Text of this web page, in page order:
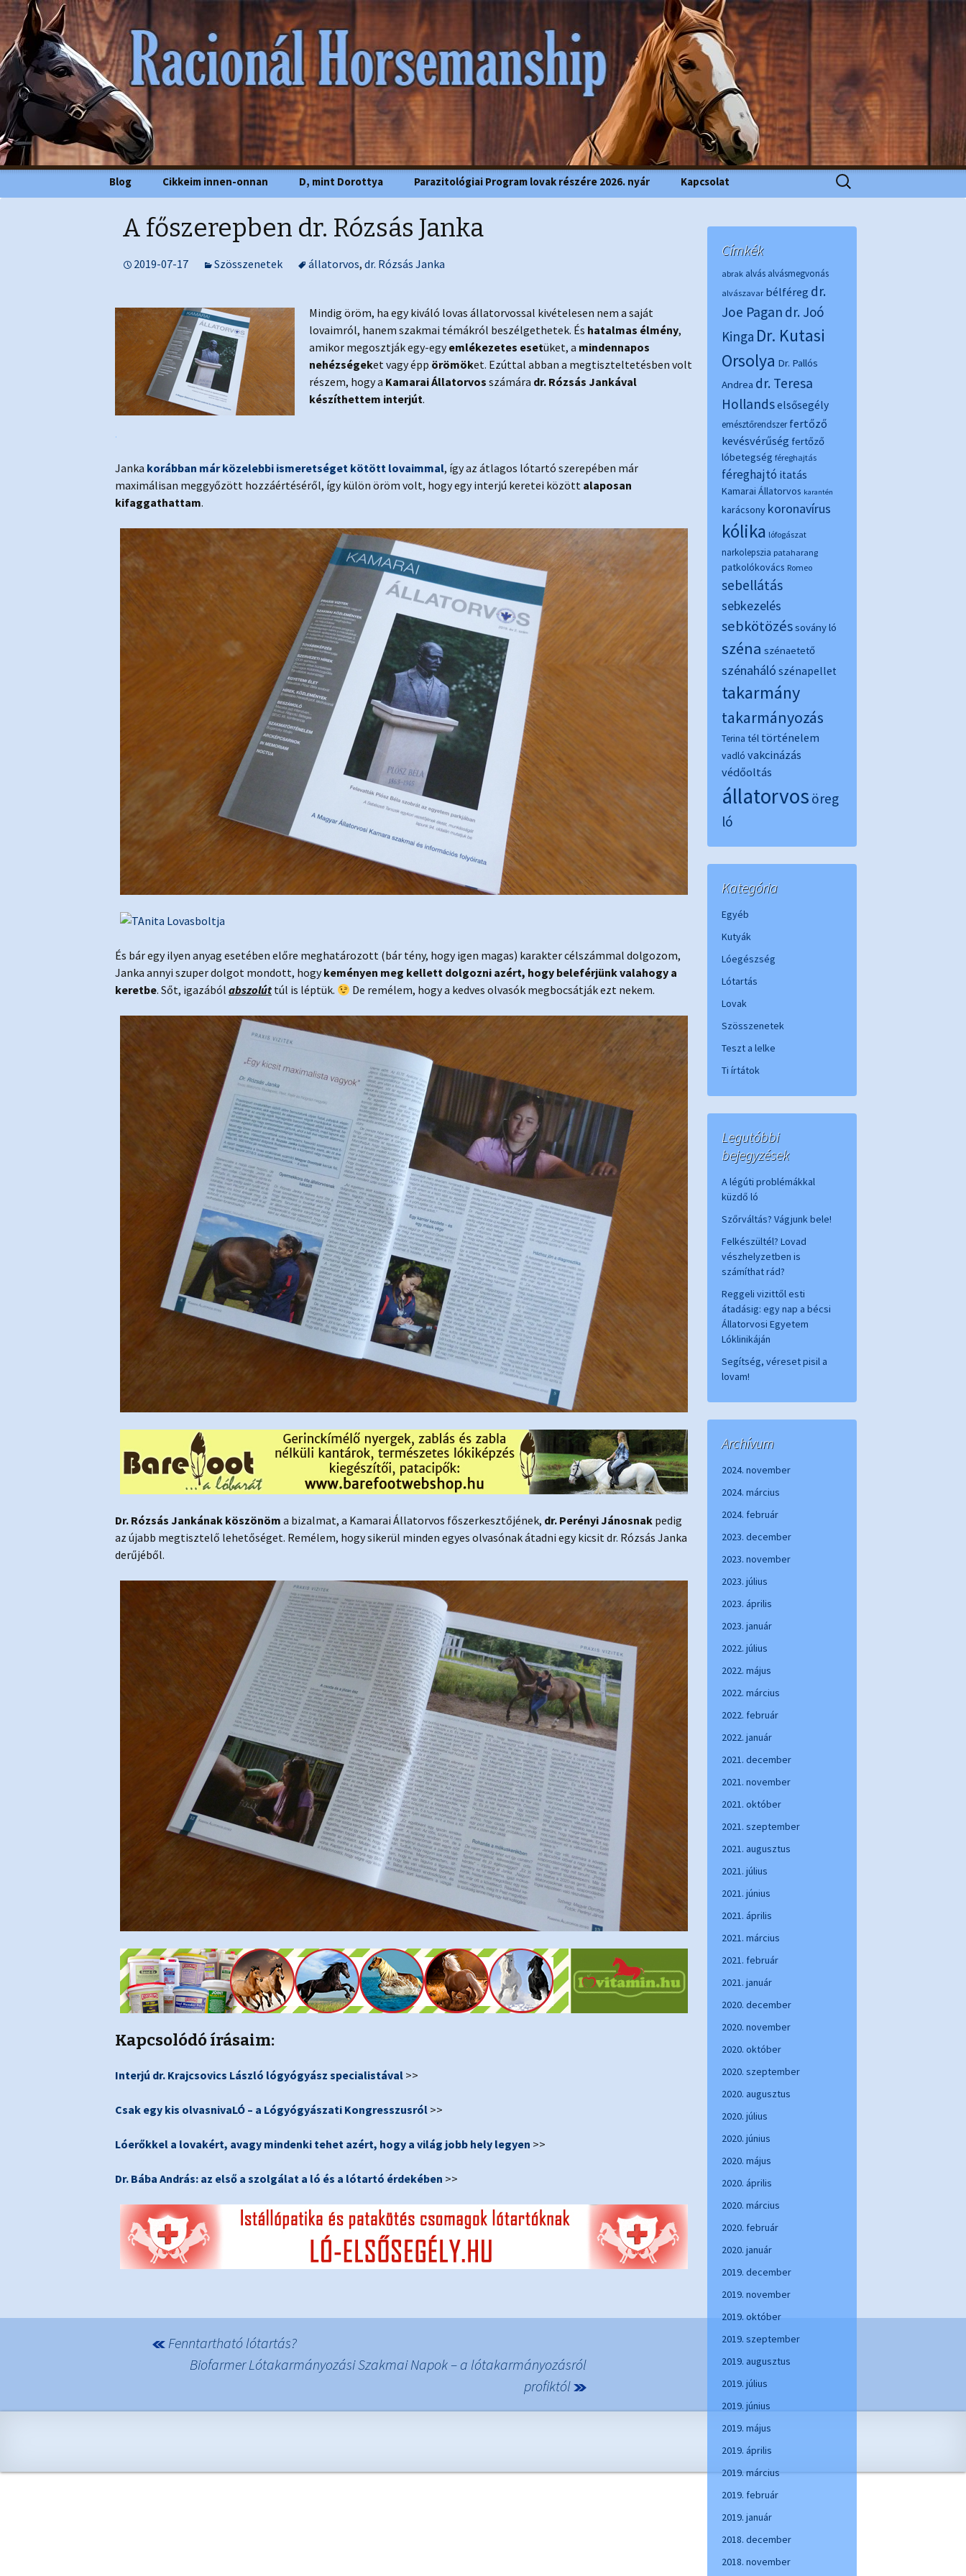
RacionálHorsemanship
Megszakítás
Blog Cikkeim innen-onnan D, mint Dorottya Parazitológiai Program lovak részére 2026. nyár Kapcsolat Keresés:
A főszerepben dr. Rózsás Janka
2019-07-17 Szösszenetek állatorvos, dr. Rózsás Janka
Mindig öröm, ha egy kiváló lovas állatorvossal kivételesen nem a saját
lovaimról, hanem szakmai témákról beszélgethetek. És hatalmas élmény,
amikor megosztják egy-egyemlékezetes esetüket, a mindennapos
nehézségeket vagy épp örömöket. Ezúttal abban a megtiszteltetésben volt
részem, hogy a Kamarai Állatorvos számára dr. Rózsás Jankával
készíthettem interjút.
.
Janka korábban már közelebbi ismeretséget kötött lovaimmal, így az átlagos lótartó szerepében már
maximálisan meggyőzött hozzáértéséről, így külön öröm volt, hogy egy interjú keretei között alaposan
kifaggathattam.
És bár egy ilyen anyag esetében előre meghatározott (bár tény, hogy igen magas) karakter célszámmal dolgozom,
Janka annyi szuper dolgot mondott, hogykeményen meg kellett dolgozni azért, hogy beleférjünk valahogy a
keretbe. Sőt, igazából abszolút túl is léptük. De remélem, hogy a kedves olvasók megbocsátják ezt nekem.
Dr. Rózsás Jankának köszönöm a bizalmat, a Kamarai Állatorvos főszerkesztőjének, dr. Perényi Jánosnak pedig
az újabb megtisztelő lehetőséget. Remélem, hogy sikerül minden egyes olvasónak átadni egy kicsit dr. Rózsás Janka
derűjéből.
Kapcsolódó írásaim:
Interjú dr. Krajcsovics László lógyógyász specialistával >>
Csak egy kis olvasnivaLÓ – a Lógyógyászati Kongresszusról >>
Lóerőkkel a lovakért, avagy mindenki tehet azért, hogy a világ jobb hely legyen >>
Dr. Bába András: az első a szolgálat a ló és a lótartó érdekében >>
Bejegyzések navigációja
Fenntartható lótartás?
Biofarmer Lótakarmányozási Szakmai Napok – a lótakarmányozásról
profiktól
Címkék
abrak alvás alvásmegvonás
alvászavar bélféreg dr.
Joe Pagan dr. Joó
Kinga Dr. Kutasi
Orsolya Dr. Pallós
Andrea dr. Teresa
Hollandselsősegély
emésztőrendszer fertőző
kevésvérűség fertőző
lóbetegség féreghajtás
féreghajtó itatás
Kamarai Állatorvos karantén
karácsony koronavírus
kólika lófogászat
narkolepszia pataharang
patkolókovács Romeo
sebellátás
sebkezelés
sebkötözéssovány ló
széna szénaetető
szénaháló szénapellet
takarmány
takarmányozás
Terina tél történelem
vadló vakcinázás
védőoltás
állatorvos öreg
ló
Kategória
Egyéb
Kutyák
Lóegészség
Lótartás
Lovak
Szösszenetek
Teszt a lelke
Ti írtátok
Legutóbbi
bejegyzések
A légúti problémákkal
küzdő ló
Szőrváltás? Vágjunk bele!
Felkészültél? Lovad
vészhelyzetben is
számíthat rád?
Reggeli vizittől esti
átadásig: egy nap a bécsi
Állatorvosi Egyetem
Lóklinikáján
Segítség, véreset pisil a
lovam!
Archívum
2024. november
2024. március
2024. február
2023. december
2023. november
2023. július
2023. április
2023. január
2022. július
2022. május
2022. március
2022. február
2022. január
2021. december
2021. november
2021. október
2021. szeptember
2021. augusztus
2021. július
2021. június
2021. április
2021. március
2021. február
2021. január
2020. december
2020. november
2020. október
2020. szeptember
2020. augusztus
2020. július
2020. június
2020. május
2020. április
2020. március
2020. február
2020. január
2019. december
2019. november
2019. október
2019. szeptember
2019. augusztus
2019. július
2019. június
2019. május
2019. április
2019. március
2019. február
2019. január
2018. december
2018. november